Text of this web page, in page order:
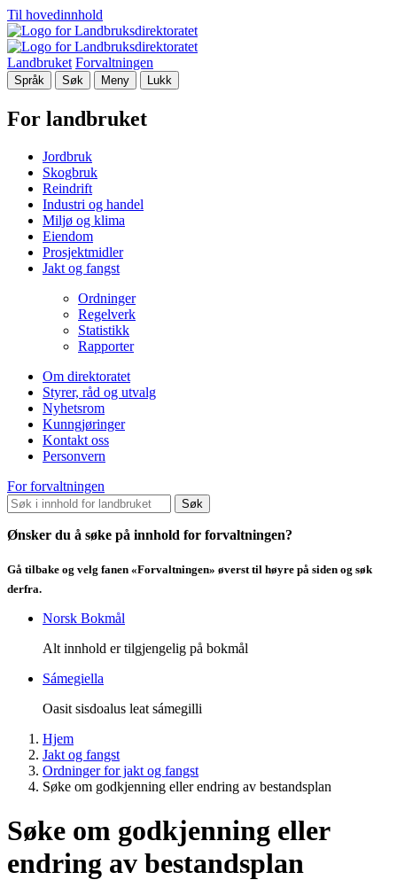
Til hovedinnhold
Landbruket Forvaltningen
Språk Søk Meny Lukk
For landbruket
Jordbruk
Skogbruk
Reindrift
Industri og handel
Miljø og klima
Eiendom
Prosjektmidler
Jakt og fangst
Ordninger
Regelverk
Statistikk
Rapporter
Om direktoratet
Styrer, råd og utvalg
Nyhetsrom
Kunngjøringer
Kontakt oss
Personvern
For forvaltningen
Søk
Ønsker du å søke på innhold for forvaltningen?
Gå tilbake og velg fanen «Forvaltningen» øverst til høyre på siden og søk
derfra.
Norsk Bokmål
Alt innhold er tilgjengelig på bokmål
Sámegiella
Oasit sisdoalus leat sámegilli
Hjem
Jakt og fangst
Ordninger for jakt og fangst
Søke om godkjenning eller endring av bestandsplan
Søke om godkjenning eller
endring av bestandsplan